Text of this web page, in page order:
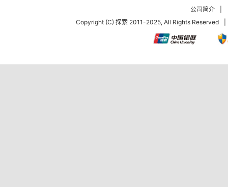
公司简介
Copyright (C) 探索 2011-2025, All Rights Reserved